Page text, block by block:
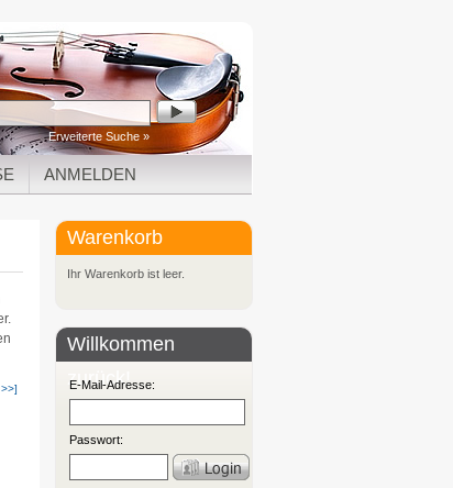
Erweiterte Suche »
ANMELDEN
Warenkorb
Ihr Warenkorb ist leer.
Willkommen
zurück!
E-Mail-Adresse:
Passwort: